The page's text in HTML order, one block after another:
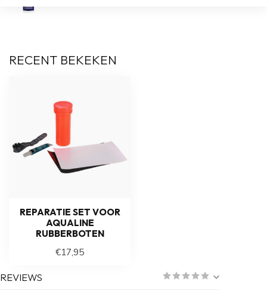
RECENT BEKEKEN
REPARATIE SET VOOR
AQUALINE
RUBBERBOTEN
€17,95
REVIEWS